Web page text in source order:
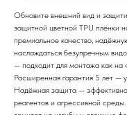
Обновите внешний вид и
защитной цветной TPU плёнки
премиальное качество,
наслаждаться безупречным
— подходит для монтажа как на
Расширенная гарантия 5 лет —
Надёжная защита — эффективно
реагентов и агрессивной